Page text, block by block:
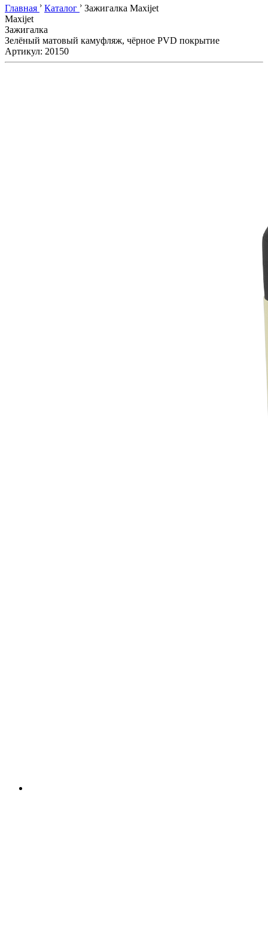
Главная › Каталог › Зажигалка Maxijet
Maxijet
Зажигалка
Зелёный матовый камуфляж, чёрное PVD покрытие
Артикул: 20150